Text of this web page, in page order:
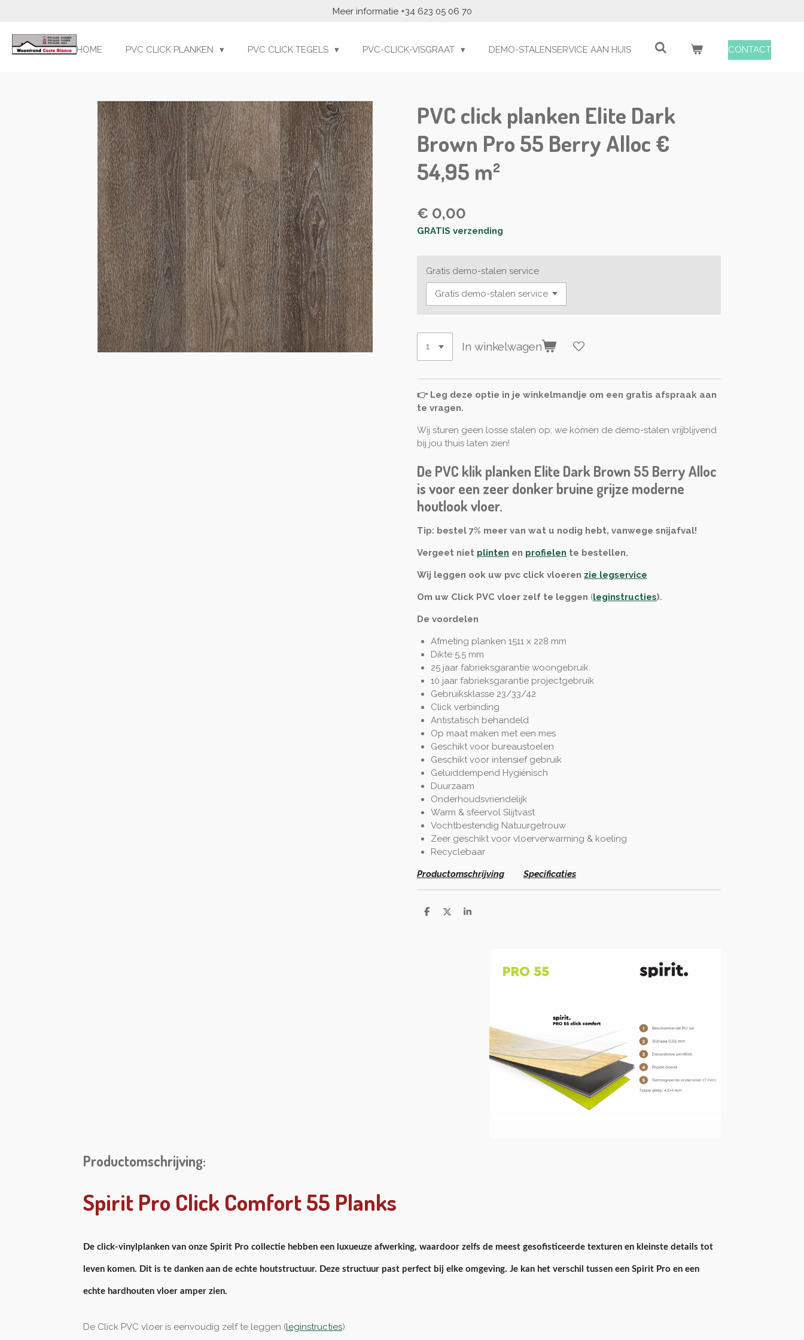
naar
de
Meer informatie +34 623 05 06 70
HOME PVC CLICK PLANKEN PVC CLICK TEGELS PVC-CLICK-VISGRAAT DEMO-STALENSERVICE AAN HUIS CONTACT
PVC click planken Elite Dark
Brown Pro 55 Berry Alloc €
54,95 m²
€ 0,00
GRATIS verzending
Gratis demo-stalen service
In winkelwagen
👉 Leg deze optie in je winkelmandje om een gratis afspraak aan
te vragen.
Wij sturen geen losse stalen op; we komen de demo-stalen vrijblijvend
bij jou thuis laten zien!
De PVC klik planken Elite Dark Brown 55 Berry Alloc
is voor een zeer donker bruine grijze moderne
houtlook vloer.
Tip: bestel 7% meer van wat u nodig hebt, vanwege snijafval!
Vergeet niet plinten en profielen te bestellen.
Wij leggen ook uw pvc click vloeren zie legservice
Om uw Click PVC vloer zelf te leggen (leginstructies).
De voordelen
Afmeting planken 1511 x 228 mm
Dikte 5,5 mm
25 jaar fabrieksgarantie woongebruik
10 jaar fabrieksgarantie projectgebruik
Gebruiksklasse 23/33/42
Click verbinding
Antistatisch behandeld
Op maat maken met een mes
Geschikt voor bureaustoelen
Geschikt voor intensief gebruik
Geluiddempend Hygiënisch
Duurzaam
Onderhoudsvriendelijk
Warm & sfeervol Slijtvast
Vochtbestendig Natuurgetrouw
Zeer geschikt voor vloerverwarming & koeling
Recyclebaar
Productomschrijving Specificaties
D
D
S
Productomschrijving:
Spirit Pro Click Comfort 55 Planks
De click-vinylplanken van onze Spirit Pro collectie hebben een luxueuze afwerking, waardoor zelfs de meest gesofisticeerde texturen en kleinste details tot
leven komen. Dit is te danken aan de echte houtstructuur. Deze structuur past perfect bij elke omgeving. Je kan het verschil tussen een Spirit Pro en een
echte hardhouten vloer amper zien.
De Click PVC vloer is eenvoudig zelf te leggen (leginstructies).